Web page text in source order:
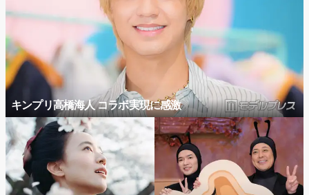
キンプリ高橋海人 コラボ実現に感激